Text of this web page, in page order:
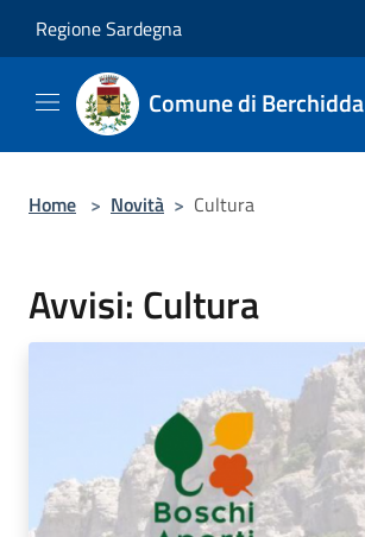
Regione Sardegna
Comune di Berchidda
Home > Novità > Cultura
Avvisi: Cultura